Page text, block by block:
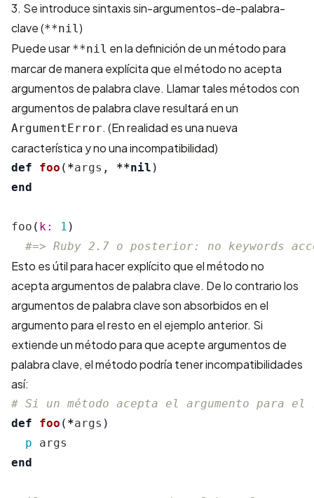
3. Se introduce sintaxis sin-argumentos-de-palabra-
clave (**nil)
Puede usar **nil en la definición de un método para
marcar de manera explícita que el método no acepta
argumentos de palabra clave. Llamar tales métodos con
argumentos de palabra clave resultará en un
ArgumentError. (En realidad es una nueva
característica y no una incompatibilidad)
def foo ( *args , **nil )
end
foo ( k: 1 )
#=> Ruby 2.7 o posterior: no keywords
Esto es útil para hacer explícito que el método no
acepta argumentos de palabra clave. De lo contrario los
argumentos de palabra clave son absorbidos en el
argumento para el resto en el ejemplo anterior. Si
extiende un método para que acepte argumentos de
palabra clave, el método podría tener incompatibilidades
así:
# Si un método acepta el argumento para
def
foo ( *args )
p
args
end